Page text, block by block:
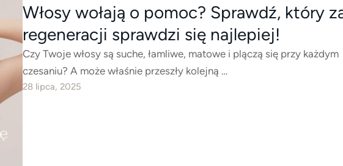
Włosy wołają o pomoc? Sprawdź, który
regeneracji sprawdzi się najlepiej!
Czy Twoje włosy są suche, łamliwe, matowe i plączą się przy każdym
czesaniu? A może właśnie przeszły kolejną …
28 lipca, 2025